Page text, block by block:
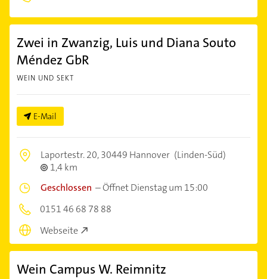
Zwei in Zwanzig, Luis und Diana Souto
Méndez GbR
WEIN UND SEKT
E-Mail
Laportestr. 20,30449 Hannover (Linden-Süd)
1,4 km
Geschlossen –Öffnet Dienstag um 15:00
0151 46 68 78 88
Webseite
Wein Campus W. Reimnitz